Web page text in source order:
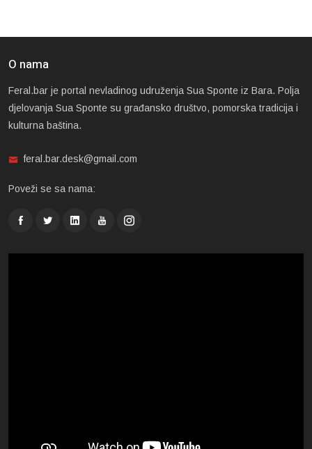
O nama
Feral.bar je portal nevladinog udruženja Sua Sponte iz Bara. Polja
djelovanja Sua Sponte su građansko društvo, pomorska tradicija i
kulturna baština.
feral.bar.desk@gmail.com
Poveži se sa nama: